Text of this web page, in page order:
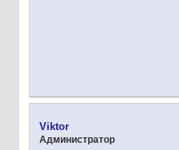
Viktor
Администратор